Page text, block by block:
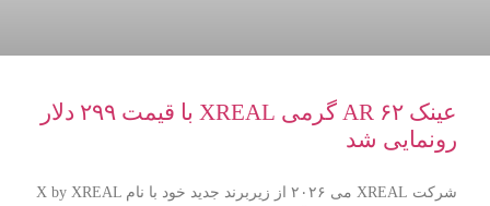
عینک AR ۶۲ گرمی XREAL با قیمت ۲۹۹ دلار
رونمایی شد
شرکت XREAL می ۲۰۲۶ از زیربرند جدید خود با نام X by XREAL